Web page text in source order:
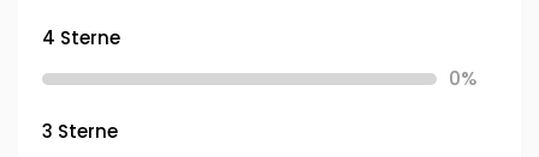
4 Sterne
0%
3 Sterne